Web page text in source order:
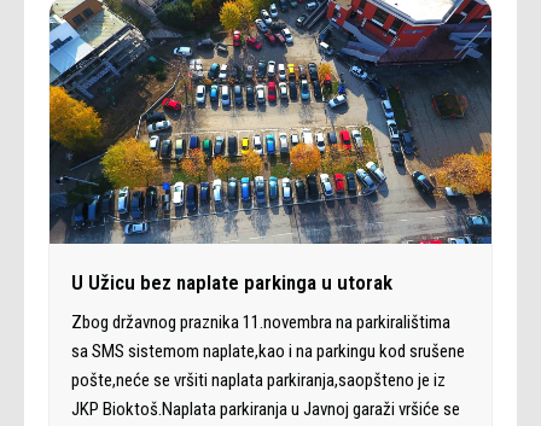
U Užicu bez naplate parkinga u utorak
Zbog državnog praznika 11.novembra na parkiralištima
sa SMS sistemom naplate,kao i na parkingu kod srušene
pošte,neće se vršiti naplata parkiranja,saopšteno je iz
JKP Bioktoš.Naplata parkiranja u Javnoj garaži vršiće se